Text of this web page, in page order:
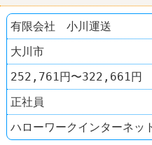
有限会社 小川運送
大川市
252,761円〜322,661円
正社員
ハローワークインターネッ